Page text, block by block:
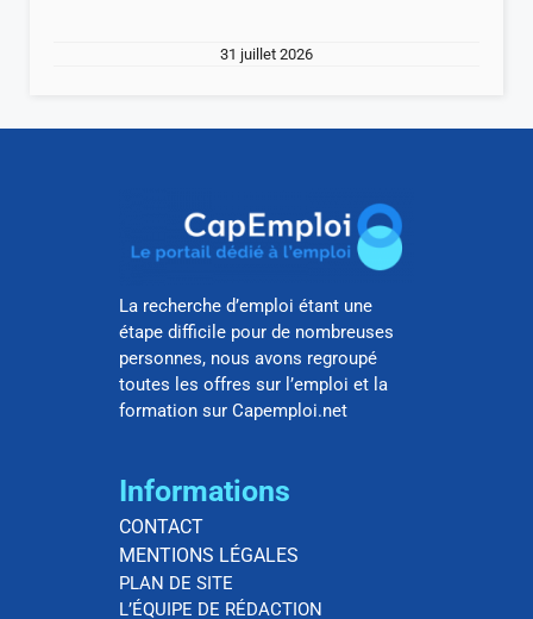
31 juillet 2026
La recherche d’emploi étant une
étape difficile pour de nombreuses
personnes, nous avons regroupé
toutes les offres sur l’emploi et la
formation sur Capemploi.net
Informations
CONTACT
MENTIONS LÉGALES
PLAN DE SITE
L’ÉQUIPE DE RÉDACTION